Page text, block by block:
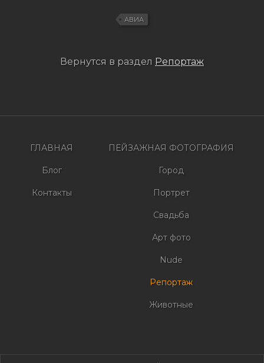
АВИА
Вернутся в раздел Репортаж
ГЛАВНАЯ
Блог
Контакты
ПЕЙЗАЖНАЯ ФОТОГРАФИЯ
Город
Портрет
Свадьба
Арт фото
Nude
Репортаж
Животные